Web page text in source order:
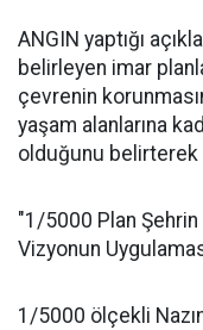
ANGIN yaptığı
belirleyen imar
çevrenin
yaşam alanlarına
olduğunu
"1/5000 Plan
Vizyonun
1/5000 ölçekli